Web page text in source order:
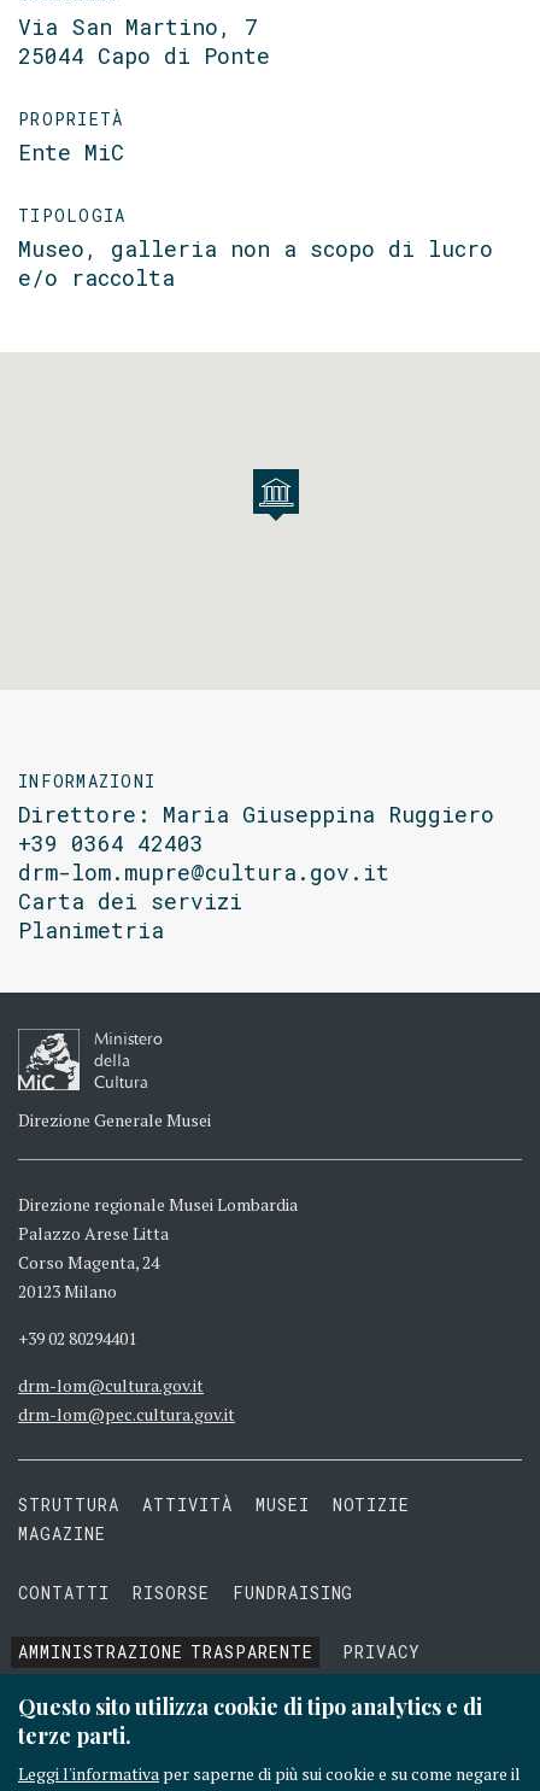
Via San Martino, 7
25044 Capo di Ponte
PROPRIETÀ
Ente MiC
TIPOLOGIA
Museo, galleria non a scopo di lucro
e/o raccolta
INFORMAZIONI
Direttore: Maria Giuseppina Ruggiero
+39 0364 42403
drm-lom.mupre@cultura.gov.it
Carta dei servizi
Planimetria
Ministero
della
Cultura
Direzione Generale Musei
Direzione regionale Musei Lombardia
Palazzo Arese Litta
Corso Magenta, 24
20123 Milano
+39 02 80294401
drm-lom@cultura.gov.it
drm-lom@pec.cultura.gov.it
STRUTTURA ATTIVITÀ MUSEI
NOTIZIE
MAGAZINE
CONTATTI RISORSE FUNDRAISING
AMMINISTRAZIONE TRASPARENTE
PRIVACY
COOKIE
TERMINI E CONDIZIONI
Questo sito utilizza cookie di tipo analytics e di
terze parti.
Leggi l'informativa per saperne di più sui cookie e su come negare il